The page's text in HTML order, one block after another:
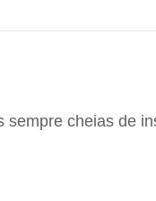
cheias de